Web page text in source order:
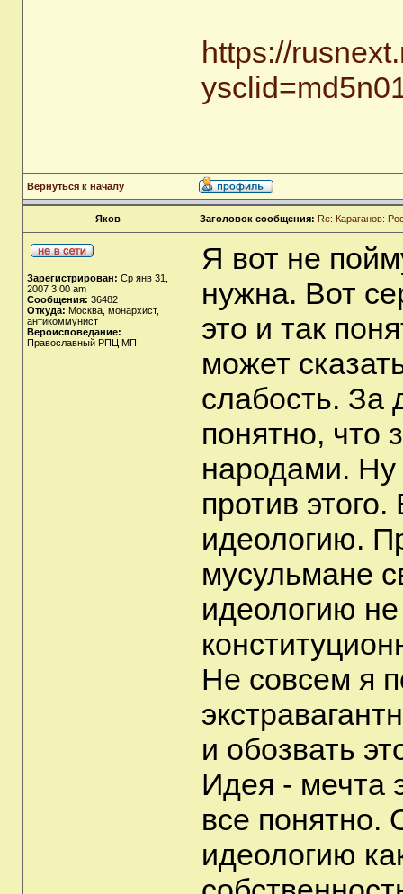
https://
Вернуться к началу
Яков Заголовок сообщения: Re: Караганов:
Зарегистрирован: Ср янв 31,
2007 3:00 am
Сообщения: 36482
Откуда: Москва, монархист,
антикоммунист
Вероисповедание:
Православный РПЦ МП
Я вот не
нужна. Вот
это и так
может
слабость. За
понятно, что
народами. Ну
против
идеологию.
мусульмане
идеологию
Не совсем я
и обозвать
Идея - мечта
все
идеологию